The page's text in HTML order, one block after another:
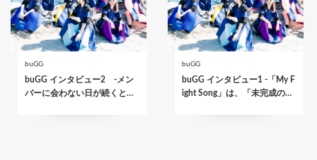
buGG
buGG インタビュー2 -メン
バーに会わない日が続くと…
buGG
buGG インタビュー1 -「My F
ight Song」は、「未完成の…